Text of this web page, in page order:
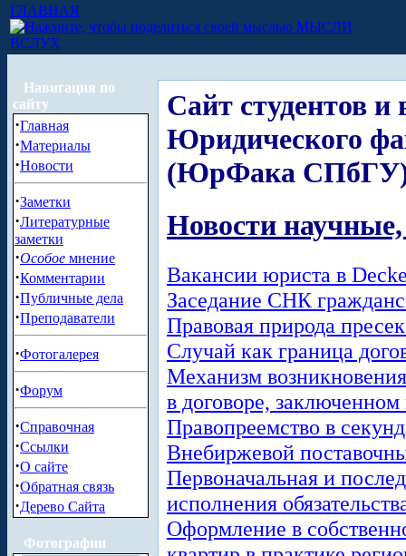
ГЛАВНАЯ
МЫСЛИ
ВСЛУХ
Навигация по
сайту
·Главная
·Материалы
·Новости
·Заметки
·Литературные
заметки
·Особое мнение
·Комментарии
·Публичные дела
·Преподаватели
·Фотогалерея
·Форум
·Справочная
·Ссылки
·О сайте
·Обратная связь
·Дерево Сайта
Фотографии
Сайт студентов
Юридического
(ЮрФака
Новости
Вакансии юриста в
Заседание СНК
Правовая природа
Случай как граница
Механизм
в договоре, заключенном
Правопреемство в
Внебиржевой
Первоначальная и
исполнения
Оформление в